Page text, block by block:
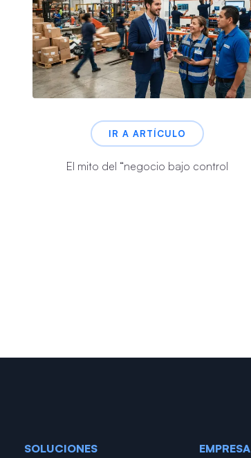
IR A ARTÍCULO
El mito del “negocio bajo control
SOLUCIONES EMPRESA